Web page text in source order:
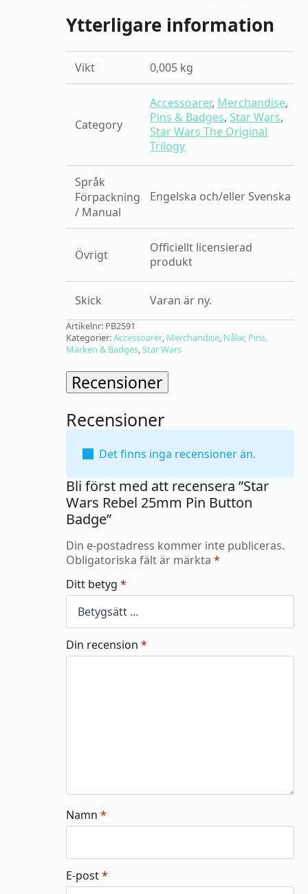
Ytterligare information
Vikt 0,005 kg
Category
Accessoarer, Merchandise,
Pins & Badges, Star Wars,
Star Wars The Original
Trilogy
Språk
Förpackning
/ Manual
Engelska och/eller Svenska
Övrigt
Officiellt licensierad
produkt
Skick Varan är ny.
Artikelnr: PB2591
Kategorier:Accessoarer, Merchandise, Nålar, Pins,
Märken & Badges,Star Wars
Recensioner
Recensioner
Det finns inga recensioner än.
Bli först med att recensera ”Star
Wars Rebel 25mm Pin Button
Badge”
Din e-postadress kommer inte publiceras.
Obligatoriska fält är märkta *
Ditt betyg *
Din recension *
Namn *
E-post*